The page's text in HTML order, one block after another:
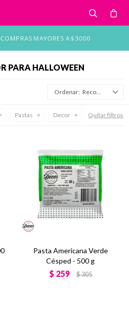
PARA HALLOWEEN
Recomendados
Pastas Decor Quitar filtros
Pasta Americana Verde
Césped - 500 g
$ 259 $305